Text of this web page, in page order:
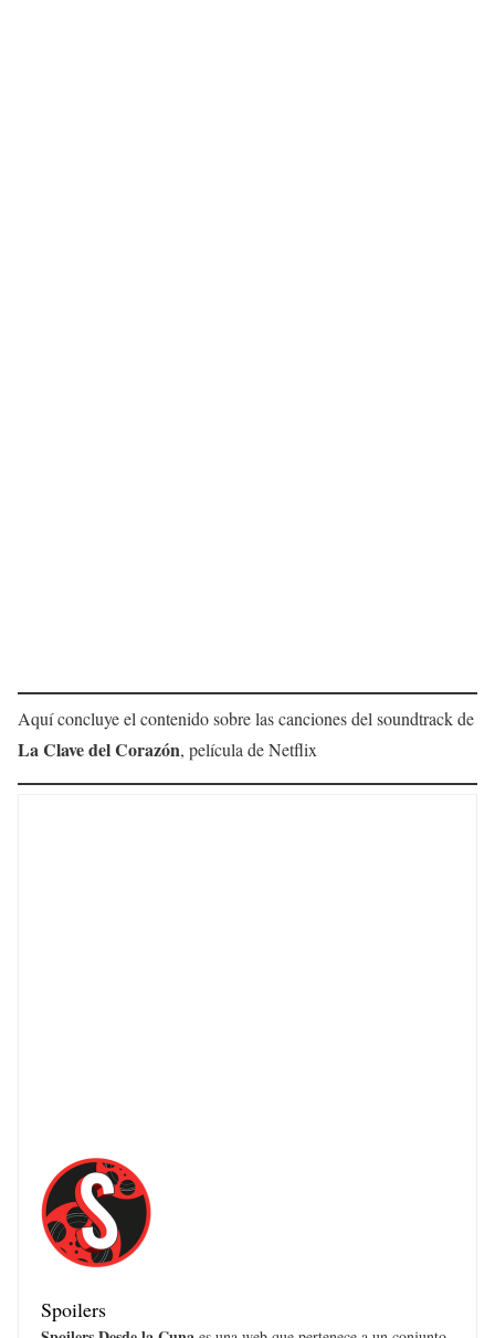
Aquí concluye el contenido sobre las canciones del soundtrack de
La Clave del Corazón, película de Netflix
Spoilers